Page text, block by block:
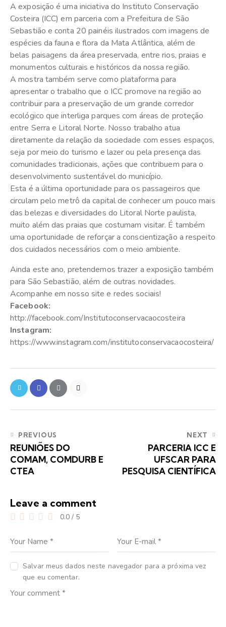
A exposição é uma iniciativa do Instituto Conservação
Costeira (ICC) em parceria com a Prefeitura de São
Sebastião e conta 20 painéis ilustrados com imagens de
espécies da fauna e flora da Mata Atlântica, além de
belas paisagens da área preservada, entre rios, praias e
monumentos culturais e históricos da nossa região.
A mostra também serve como plataforma para
apresentar o trabalho que o ICC promove na região ao
contribuir para a preservação de um grande corredor
ecológico que interliga parques com áreas de proteção
entre Serra e Litoral Norte. Nosso trabalho atua
diretamente da relação da sociedade com esses espaços,
seja por meio do turismo e lazer ou pela presença das
comunidades tradicionais, ações que contribuem para o
desenvolvimento sustentável do município.
Esta é a última oportunidade para os passageiros que
circulam pelo metrô da capital de conhecer um pouco mais
das belezas e diversidades do Litoral Norte paulista,
muito além das praias que costumam visitar. É também
uma oportunidade de reforçar a conscientização a respeito
dos cuidados necessários com o meio ambiente.
Ainda este ano, pretendemos trazer a exposição também
para São Sebastião, além de outras novidades.
Acompanhe em nosso site e redes sociais!
Facebook:
http://facebook.com/Institutoconservacaocosteira
Instagram:
https://www.instagram.com/institutoconservacaocosteira/
PREVIOUS
REUNIÕES DO
COMAM, COMDURB E
CTEA
NEXT
PARCERIA ICC E
UFSCAR PARA
PESQUISA CIENTÍFICA
Leave a comment
0.0 / 5
Salvar meus dados neste navegador para a próxima vez
que eu comentar.